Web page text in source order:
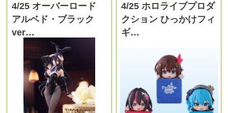
4/25 オーバーロード
アルベド・ブラック
ver…
4/25 ホロライブプロダ
クション ひっかけフィ
ギ…